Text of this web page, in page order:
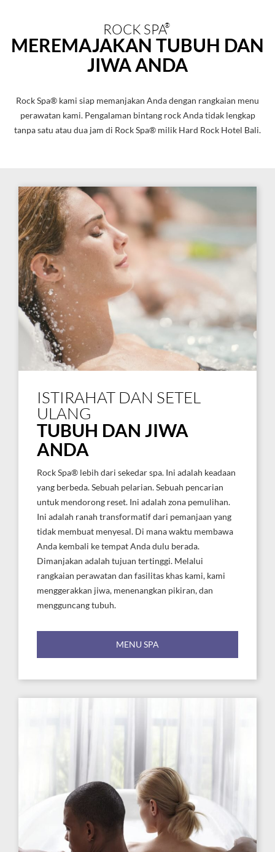
ROCK SPA®
MEREMAJAKAN TUBUH DAN
JIWA ANDA
Rock Spa® kami siap memanjakan Anda dengan rangkaian menu
perawatan kami. Pengalaman bintang rock Anda tidak lengkap
tanpa satu atau dua jam di Rock Spa® milik Hard Rock Hotel Bali.
ISTIRAHAT DAN SETEL
ULANG
TUBUH DAN JIWA
ANDA
Rock Spa® lebih dari sekedar spa. Ini adalah keadaan
yang berbeda. Sebuah pelarian. Sebuah pencarian
untuk mendorong reset. Ini adalah zona pemulihan.
Ini adalah ranah transformatif dari pemanjaan yang
tidak membuat menyesal. Di mana waktu membawa
Anda kembali ke tempat Anda dulu berada.
Dimanjakan adalah tujuan tertinggi. Melalui
rangkaian perawatan dan fasilitas khas kami, kami
menggerakkan jiwa, menenangkan pikiran, dan
mengguncang tubuh.
MENU SPA